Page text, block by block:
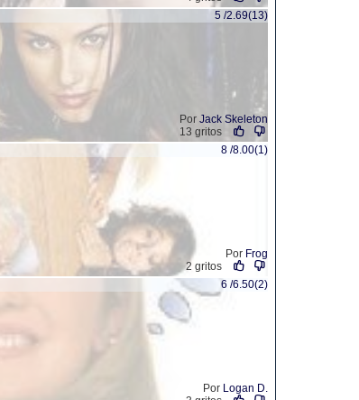
5 /2.69(13)
Por Jack Skeleton
13 gritos
8 /8.00(1)
Por Frog
2 gritos
6 /6.50(2)
Por Logan D.